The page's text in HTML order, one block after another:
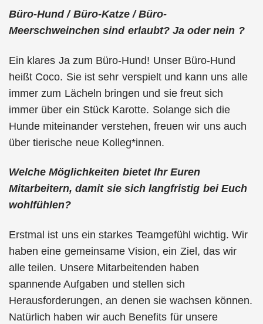
Büro-Hund / Büro-Katze / Büro-
Meerschweinchen sind erlaubt? Ja oder nein ?
Ein klares Ja zum Büro-Hund! Unser Büro-Hund
heißt Coco. Sie ist sehr verspielt und kann uns alle
immer zum Lächeln bringen und sie freut sich
immer über ein Stück Karotte. Solange sich die
Hunde miteinander verstehen, freuen wir uns auch
über tierische neue Kolleg*innen.
Welche Möglichkeiten bietet Ihr Euren
Mitarbeitern, damit sie sich langfristig bei Euch
wohlfühlen?
Erstmal ist uns ein starkes Teamgefühl wichtig. Wir
haben eine gemeinsame Vision, ein Ziel, das wir
alle teilen. Unsere Mitarbeitenden haben
spannende Aufgaben und stellen sich
Herausforderungen, an denen sie wachsen können.
Natürlich haben wir auch Benefits für unsere